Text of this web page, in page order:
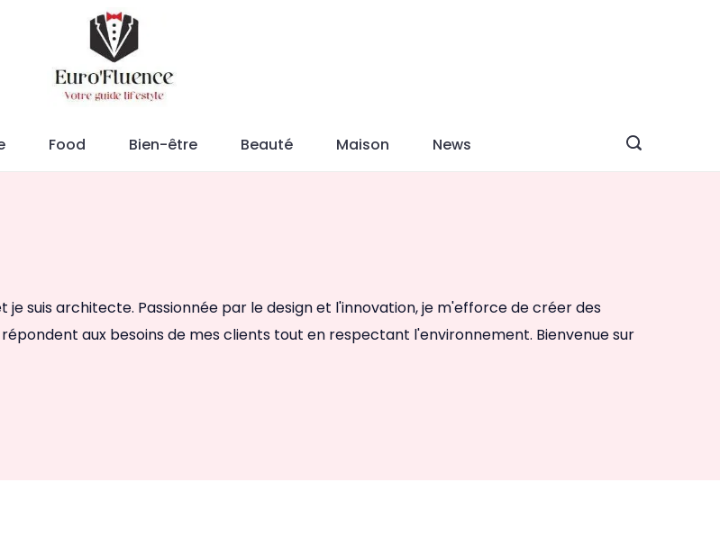
Magazine.
Food Bien-être Beauté Maison News
je suis architecte. Passionnée par le design et l'innovation, je m'efforce de créer des
aux besoins de mes clients tout en respectant l'environnement. Bienvenue sur